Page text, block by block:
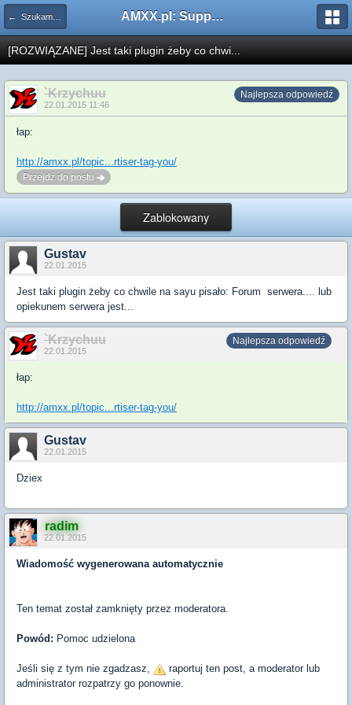
← Szukam pluginu AMXX.pl: Support AMX Mod X i SourceMod
[ROZWIĄZANE] Jest taki plugin żeby co chwi...
Najlepsza odpowiedź
`Krzychuu
22.01.2015 11:46
łap:
http://amxx.pl/topic...rtiser-tag-you/
Przejdź do postu
Zablokowany
Gustav
22.01.2015
Jest taki plugin żeby co chwile na sayu pisało: Forum serwera.... lub
opiekunem serwera jest...
Najlepsza odpowiedź
`Krzychuu
22.01.2015
łap:
http://amxx.pl/topic...rtiser-tag-you/
Gustav
22.01.2015
Dziex
radim
22.01.2015
Wiadomość wygenerowana automatycznie
Ten temat został zamknięty przez moderatora.
Powód: Pomoc udzielona
Jeśli się z tym nie zgadzasz,
raportuj ten post, a moderator lub
administrator rozpatrzy go ponownie.